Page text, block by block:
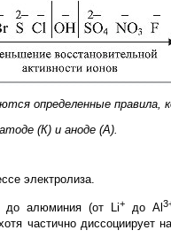
определенные правила,
(К) и аноде (А).
электролиза.
до алюминия (от Li+до Al
частично диссоциирует